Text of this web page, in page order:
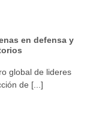
en defensa y
global de lideres
de [...]